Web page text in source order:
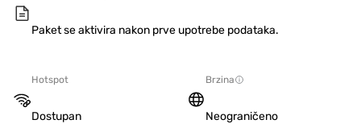
Paket se aktivira nakon prve upotrebe podataka.
Hotspot
Dostupan
Brzina
Neograničeno